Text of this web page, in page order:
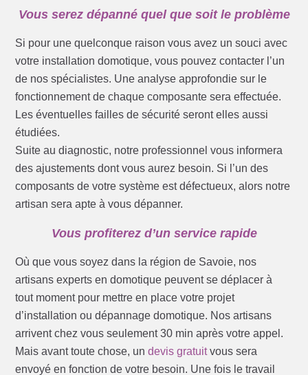
Vous serez dépanné quel que soit le problème
Si pour une quelconque raison vous avez un souci avec
votre installation domotique, vous pouvez contacter l’un
de nos spécialistes. Une analyse approfondie sur le
fonctionnement de chaque composante sera effectuée.
Les éventuelles failles de sécurité seront elles aussi
étudiées.
Suite au diagnostic, notre professionnel vous informera
des ajustements dont vous aurez besoin. Si l’un des
composants de votre système est défectueux, alors notre
artisan sera apte à vous dépanner.
Vous profiterez d’un service rapide
Où que vous soyez dans la région de Savoie, nos
artisans experts en domotique peuvent se déplacer à
tout moment pour mettre en place votre projet
d’installation ou dépannage domotique. Nos artisans
arrivent chez vous seulement 30 min après votre appel.
Mais avant toute chose, undevis gratuitvous sera
envoyé en fonction de votre besoin. Une fois le travail